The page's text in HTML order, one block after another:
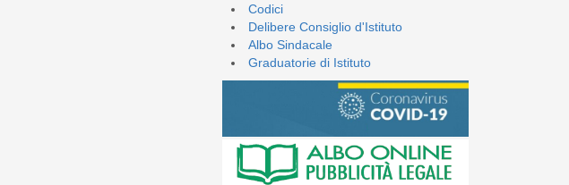
Codici
Delibere Consiglio d'Istituto
Albo Sindacale
Graduatorie di Istituto